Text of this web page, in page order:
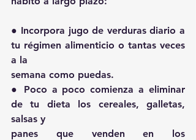
● Incorpora jugo de verduras diario a
tu régimen alimenticio o tantas veces
a la
semana como puedas.
● Poco a poco comienza a eliminar
de tu dieta los cereales, galletas,
salsas y
panes que venden en los